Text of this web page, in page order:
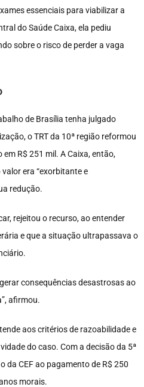
essenciais para viabilizar a
do Saúde Caixa, ela pediu
sobre o risco de perder a vaga
de Brasília tenha julgado
o TRT da 10ª região reformou
R$ 251 mil. A Caixa, então,
valor era “exorbitante e
redução.
rejeitou o recurso, ao entender
e que a situação ultrapassava o
consequências desastrosas ao
afirmou.
aos critérios de razoabilidade e
do caso. Com a decisão da 5ª
da CEF ao pagamento de R$ 250
morais.